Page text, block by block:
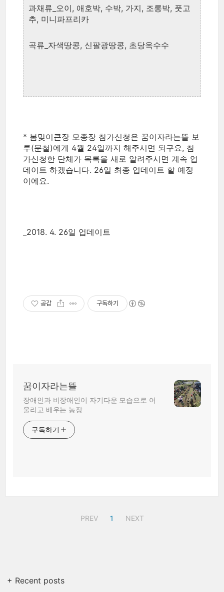
과채류_오이, 애호박, 수박, 가지, 조롱박, 풋고
추, 미니파프리카
곡류_자색땅콩, 신팔광땅콩, 초당옥수수
* 봄맞이큰장 모종장 참가신청은 꿈이자라는뜰 보
루(문철)에게 4월 24일까지 해주시면 되구요, 참
가신청한 단체가 목록을 새로 알려주시면 계속 업
데이트 하겠습니다. 26일 최종 업데이트 할 예정
이에요.
_2018. 4. 26일 업데이트
공감 구독하기
꿈이자라는뜰
장애인과 비장애인이 자기다운 모습으로 어
울리고 배우는 농장
구독하기
PREV 1 NEXT
+ Recent posts